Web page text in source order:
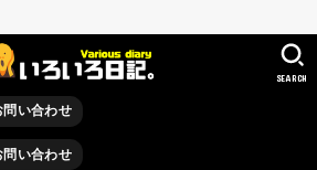
問い合わせ
問い合わせ
SEARCH